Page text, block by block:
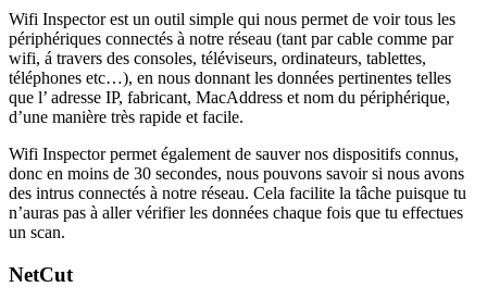
Wifi Inspector est un outil simple qui nous permet de voir tous les
périphériques connectés à notre réseau (tant par cable comme par
wifi, á travers des consoles, téléviseurs, ordinateurs, tablettes,
téléphones etc…), en nous donnant les données pertinentes telles
que l’ adresse IP, fabricant, MacAddress et nom du périphérique,
d’une manière très rapide et facile.
Wifi Inspector permet également de sauver nos dispositifs connus,
donc en moins de 30 secondes, nous pouvons savoir si nous avons
des intrus connectés à notre réseau. Cela facilite la tâche puisque tu
n’auras pas à aller vérifier les données chaque fois que tu effectues
un scan.
NetCut